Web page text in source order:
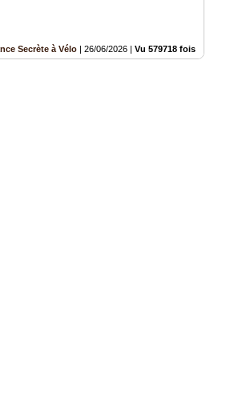
Secrète à Vélo | 26/06/2026 | Vu 579718 fois